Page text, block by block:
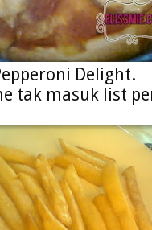
Delight.
tak masuk list